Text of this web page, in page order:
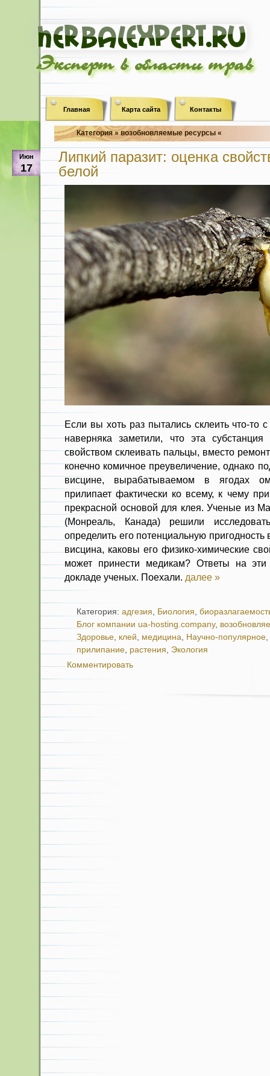
Эксперт в области трав
Главная Карта сайта Контакты
Категория » возобновляемые ресурсы «
Июн
17
Липкий паразит: оценка
белой
Если вы хоть раз пытались склеить что-то
наверняка заметили, что эта субстанция
свойством склеивать пальцы, вместо
конечно комичное преувеличение, однако
висцине, вырабатываемом в ягодах
прилипает фактически ко всему, к чему
прекрасной основой для клея. Ученые из
(Монреаль, Канада) решили
определить его потенциальную
висцина, каковы его физико-химические
может принести медикам? Ответы на
докладе ученых. Поехали. далее »
Категория: адгезия, Биология,
Блог компании ua-hosting.company,
Здоровье, клей, медицина, Научно-популярное,
прилипание, растения, Экология
Комментировать